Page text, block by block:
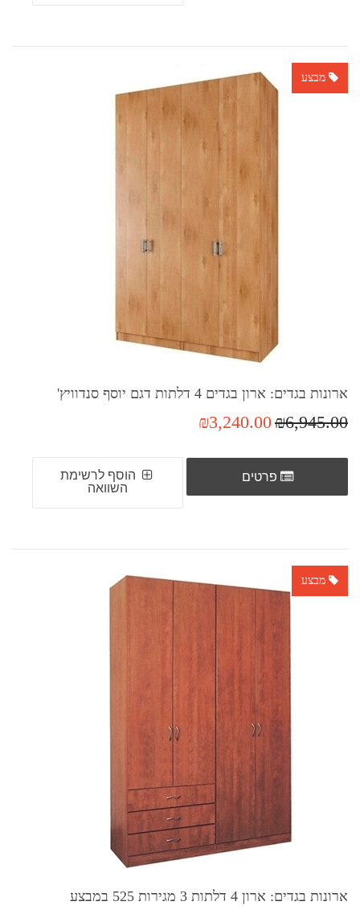
מבצע
ארונות בגדים: ארון בגדים 4 דלתות דגם יוסף סנדוויץ'
₪6,945.00
₪3,240.00
פרטים
הוסף לרשימת
השוואה
מבצע
ארונות בגדים: ארון 4 דלתות 3 מגירות 525 במבצע